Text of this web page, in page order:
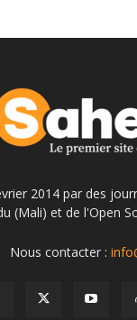
2014 par des
(Mali) et de l'Open
Nous contacter :